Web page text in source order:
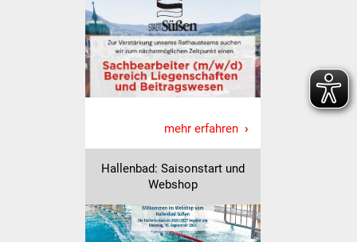
Lebenslagen
Senioren
Pflegeheim
mehr erfahren
Hallenbad: Saisonstart und
Webshop